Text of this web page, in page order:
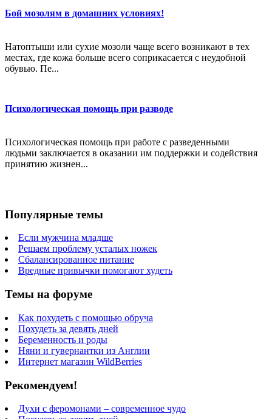
Бой мозолям в домашних условиях!
Натоптыши или сухие мозоли чаще всего возникают в тех
местах, где кожа больше всего соприкасается с неудобной
обувью. Пе...
Психологическая помощь при разводе
Психологическая помощь при работе с разведенными
людьми заключается в оказании им поддержки и содействия
принятию жизнен...
Популярные темы
Если мужчина младше
Решаем проблему усталых ножек
Сбалансированное питание
Вредные привычки помогают худеть
Темы на форуме
Как похудеть с помощью обруча
Похудеть за девять дней
Беременность и роды
Няни и гувернантки из Англии
Интернет магазин WildBerries
Рекомендуем!
Духи с феромонами – современное чудо